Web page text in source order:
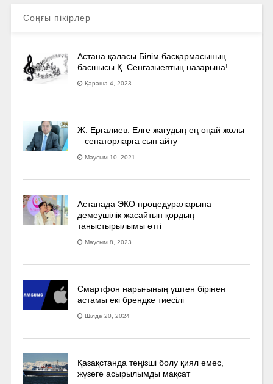
Соңғы пікірлер
Астана қаласы Білім басқармасының
басшысы Қ. Сенғазыевтың назарына!
Қараша 4, 2023
Ж. Ерғалиев: Елге жағудың ең оңай жолы
– сенаторларға сын айту
Маусым 10, 2021
Астанада ЭКО процедураларына
демеушілік жасайтын қордың
таныстырылымы өтті
Маусым 8, 2023
Смартфон нарығының үштен бірінен
астамы екі брендке тиесілі
Шілде 20, 2024
Қазақстанда теңізші болу қиял емес,
жүзеге асырылымды мақсат